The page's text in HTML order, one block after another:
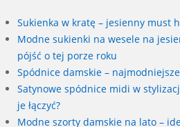
Sukienka w kratę – jesienny must
Modne sukienki na wesele na
pójść o tej porze roku
Spódnice damskie –
Satynowe spódnice midi w
je łączyć?
Modne szorty damskie na lato –